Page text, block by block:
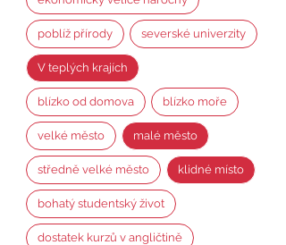
poblíž přírody severské univerzity
V teplých krajích
blízko od domova blízko moře
velké město malé město
středně velké město klidné místo
bohatý studentský život
dostatek kurzů v angličtině